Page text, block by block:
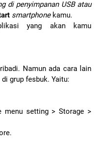
di penyimpanan USB atau
smartphonekamu.
yang akan kamu
Namun ada cara lain
di grup fesbuk. Yaitu:
menu setting > Storage >